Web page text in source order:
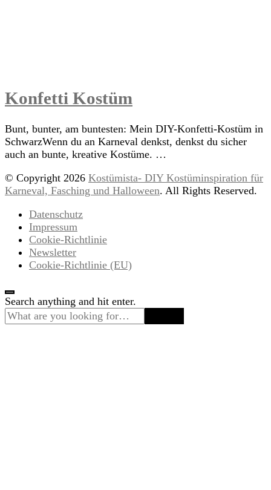
Konfetti Kostüm
Bunt, bunter, am buntesten: Mein DIY-Konfetti-Kostüm in
SchwarzWenn du an Karneval denkst, denkst du sicher
auch an bunte, kreative Kostüme. …
© Copyright 2026 Kostümista- DIY Kostüminspiration für
Karneval, Fasching und Halloween. All Rights Reserved.
Datenschutz
Impressum
Cookie-Richtlinie
Newsletter
Cookie-Richtlinie (EU)
Looking
for
Something?
Search anything and hit enter.